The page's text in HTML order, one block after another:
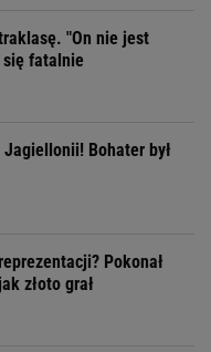
"On nie jest
się fatalnie
Bohater był
Pokonał
złoto grał